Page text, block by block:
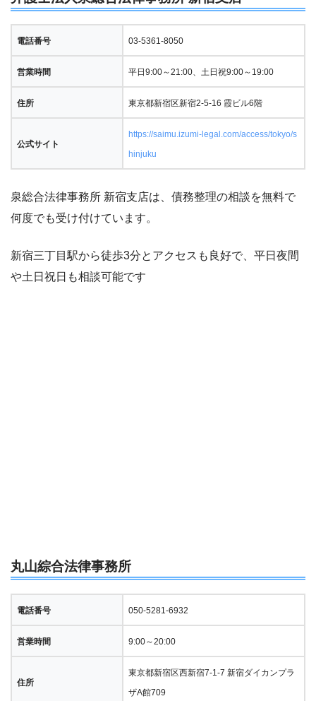
電話番号 03-5361-8050
営業時間 平日9:00～21:00、土日祝9:00～19:00
住所 東京都新宿区新宿2-5-16 霞ビル6階
公式サイト
https://saimu.izumi-legal.com/access/tokyo/s
hinjuku
泉総合法律事務所 新宿支店は、債務整理の相談を無料で
何度でも受け付けています。
新宿三丁目駅から徒歩3分とアクセスも良好で、平日夜間
や土日祝日も相談可能です
丸山綜合法律事務所
電話番号 050-5281-6932
営業時間 9:00～20:00
住所
東京都新宿区西新宿7-1-7 新宿ダイカンプラ
ザA館709